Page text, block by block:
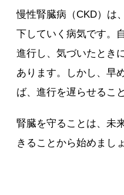
慢性腎臓病（CKD）は
下していく病気です。
進行し、気づいたとき
あります。しかし、早
ば、進行を遅らせるこ
腎臓を守ることは、未
きることから始めまし